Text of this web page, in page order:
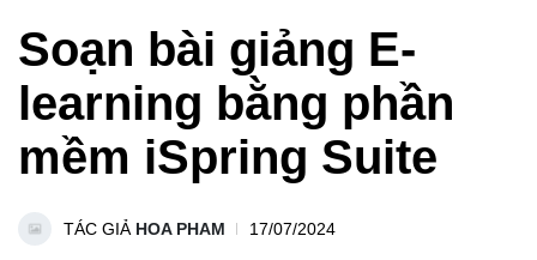
Soạn bài giảng E-
learning bằng phần
mềm iSpring Suite
TÁC GIẢ HOA PHAM 17/07/2024